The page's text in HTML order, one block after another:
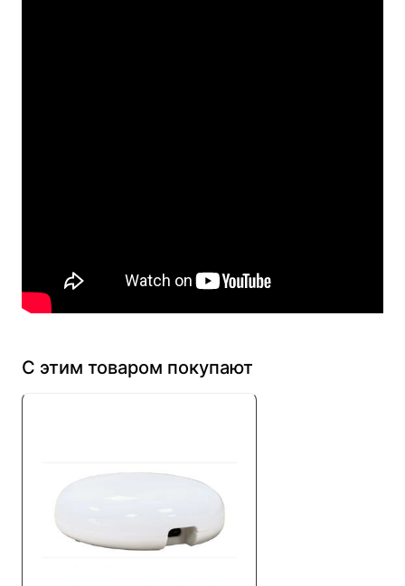
С этим товаром покупают